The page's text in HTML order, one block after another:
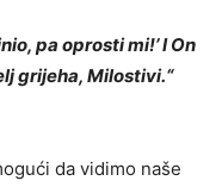
pa oprosti mi!’ I On
grijeha, Milostivi.“
da vidimo naše